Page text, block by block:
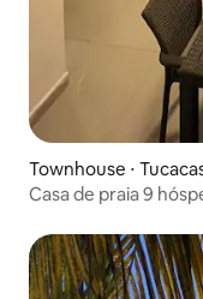
Townhouse ⋅
Casa de praia 9